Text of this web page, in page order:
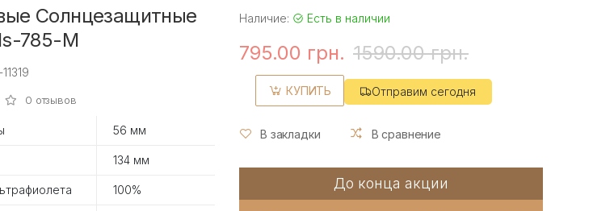
Солнцезащитные
785-M
0 отзывов
56 мм
134 мм
100%
Наличие: Есть в наличии
795.00 грн. 1590.00 грн.
КУПИТЬ Отправим сегодня
В закладки В сравнение
До конца акции